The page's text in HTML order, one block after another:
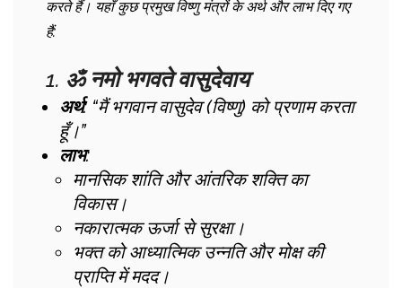
करते हैं। यहाँ कुछ प्रमुख विष्णु मंत्रों के अर्थ और लाभ दिए गए
हैं:
1. ॐ नमो भगवते वासुदेवाय
अर्थ: “मैं भगवान वासुदेव (विष्णु) को प्रणाम करता
हूँ।”
लाभ:
मानसिक शांति और आंतरिक शक्ति का
विकास।
नकारात्मक ऊर्जा से सुरक्षा।
भक्त को आध्यात्मिक उन्नति और मोक्ष की
प्राप्ति में मदद।